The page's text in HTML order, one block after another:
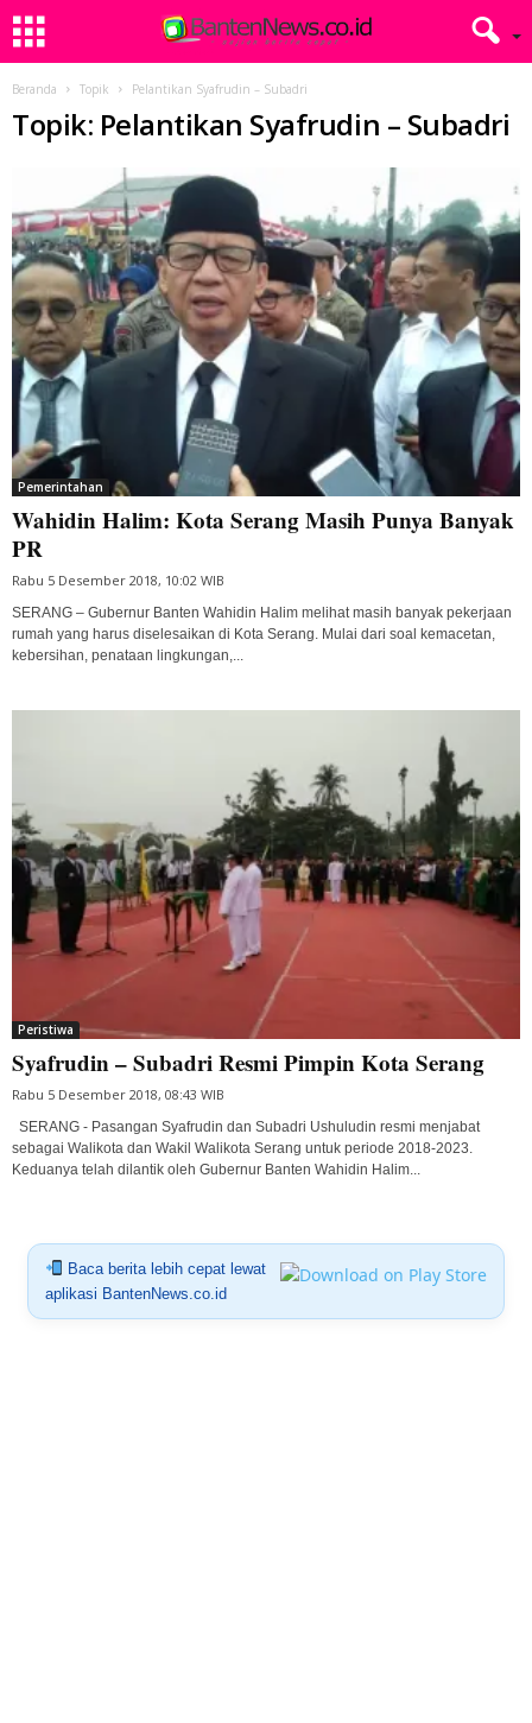
Beranda Topik Pelantikan Syafrudin – Subadri
Topik: Pelantikan Syafrudin – Subadri
Pemerintahan
Wahidin Halim: Kota Serang Masih Punya Banyak
PR
Rabu 5 Desember 2018, 10:02 WIB
SERANG – Gubernur Banten Wahidin Halim melihat masih banyak pekerjaan
rumah yang harus diselesaikan di Kota Serang. Mulai dari soal kemacetan,
kebersihan, penataan lingkungan,...
Peristiwa
Syafrudin – Subadri Resmi Pimpin Kota Serang
Rabu 5 Desember 2018, 08:43 WIB
SERANG - Pasangan Syafrudin dan Subadri Ushuludin resmi menjabat
sebagai Walikota dan Wakil Walikota Serang untuk periode 2018-2023.
Keduanya telah dilantik oleh Gubernur Banten Wahidin Halim...
Baca berita lebih cepat lewat
aplikasi BantenNews.co.id